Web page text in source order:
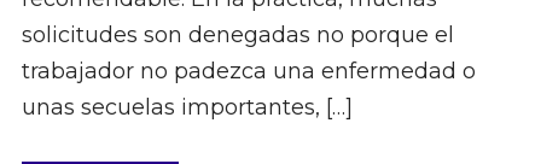
solicitudes son denegadas no porque el
trabajador no padezca una enfermedad o
unas secuelas importantes, […]